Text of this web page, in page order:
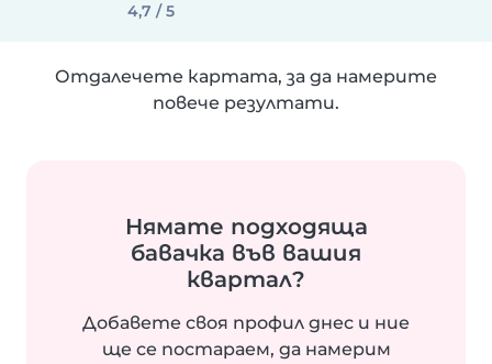
4,7 / 5
Отдалечете картата, за да намерите
повече резултати.
Нямате подходяща
бавачка във вашия
квартал?
Добавете своя профил днес и ние
ще се постараем, да намерим